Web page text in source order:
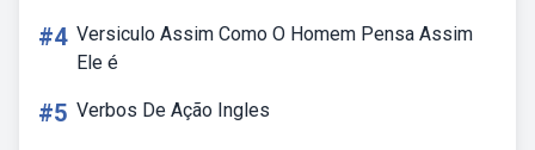
#4 Versiculo Assim Como O Homem Pensa Assim
Ele é
#5 Verbos De Ação Ingles